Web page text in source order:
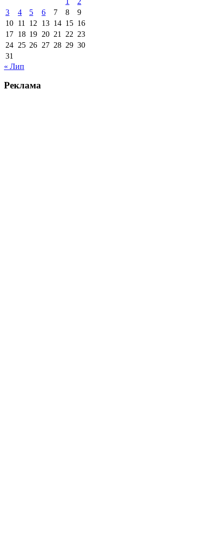
3
4 5 6 7 8
9
10 11 12 13 14 15 16
17 18 19 20 21 22 23
24 25 26 27 28 29 30
31
« Лип
Реклама